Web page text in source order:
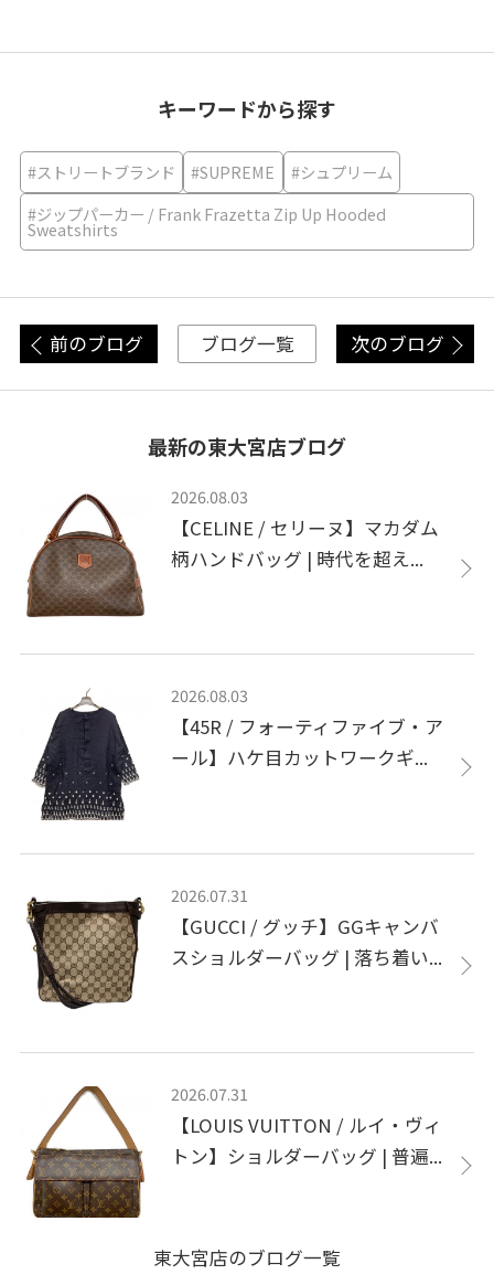
キーワードから探す
#ストリートブランド #SUPREME
#シュプリーム
#ジップパーカー / Frank Frazetta Zip Up Hooded
Sweatshirts
前のブログ ブログ一覧 次のブログ
最新の東大宮店ブログ
2026.08.03
【CELINE / セリーヌ】マカダム
柄ハンドバッグ | 時代を超え...
2026.08.03
【45R / フォーティファイブ・ア
ール】ハケ目カットワークギ...
2026.07.31
【GUCCI / グッチ】GGキャンバ
スショルダーバッグ | 落ち着い...
2026.07.31
【LOUIS VUITTON / ルイ・ヴィ
トン】ショルダーバッグ | 普遍...
東大宮店のブログ一覧